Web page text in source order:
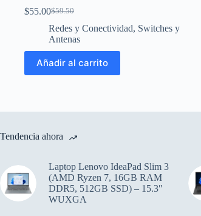
$59.50
El
precio
original
$59.50.
$55.00El
precio
actual
$55.00.
Redes y Conectividad, Switches y
Antenas
Añadir al carrito
Tendencia ahora
Laptop Lenovo IdeaPad Slim 3
(AMD Ryzen 7, 16GB RAM
DDR5, 512GB SSD) – 15.3″
WUXGA